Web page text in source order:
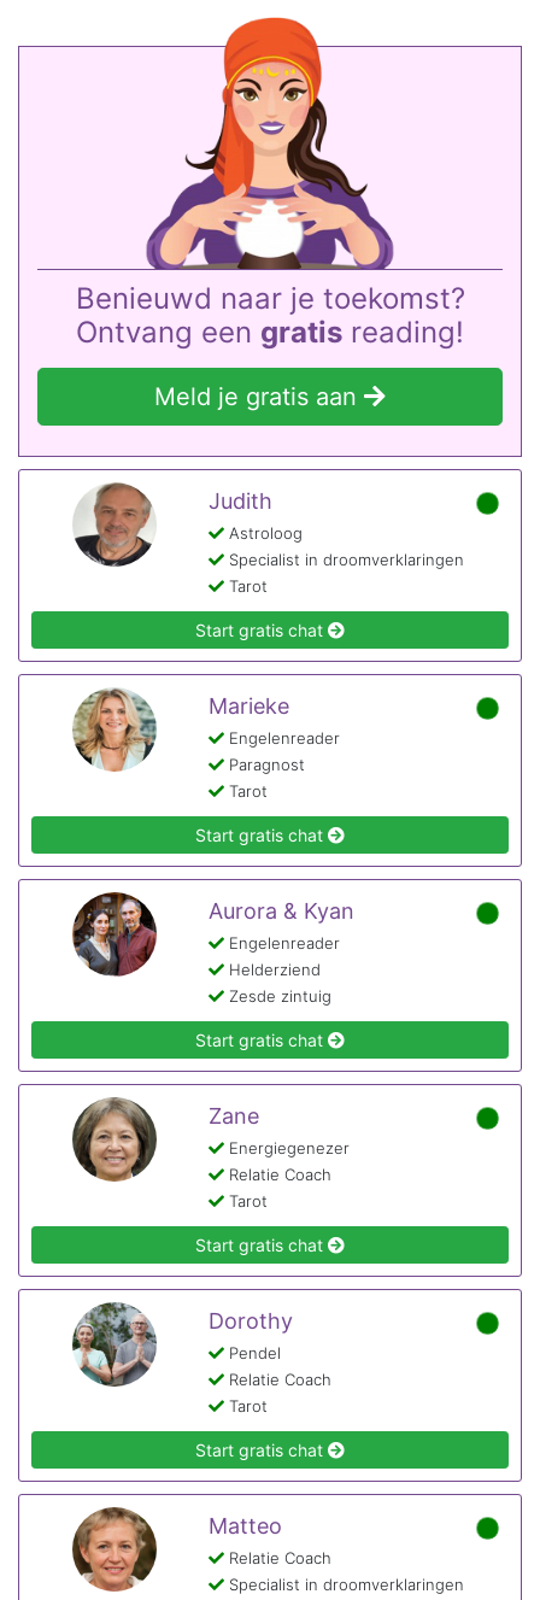
Benieuwd naar je toekomst?
Ontvang een gratis reading!
Meld je gratis aan
Judith
Astroloog
Specialist in droomverklaringen
Tarot
Start gratis chat
Marieke
Engelenreader
Paragnost
Tarot
Start gratis chat
Aurora & Kyan
Engelenreader
Helderziend
Zesde zintuig
Start gratis chat
Zane
Energiegenezer
Relatie Coach
Tarot
Start gratis chat
Dorothy
Pendel
Relatie Coach
Tarot
Start gratis chat
Matteo
Relatie Coach
Specialist in droomverklaringen